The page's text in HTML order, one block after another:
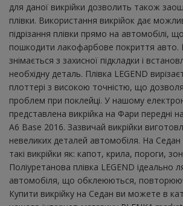
для даної викрійки дозволить також
плівки. Використання викрійок дає
підрізання плівки прямо на автомобілі,
пошкодити лакофарбове покриття авто.
знімається з захисної підкладки і
необхідну деталь. Плівка LEGEND
плоттері з високою точністю, що
проблем при поклейці. У нашому
представлена ​​викрійка на Фари передні
A6 Base 2016. Зазвичай викрійки
невеликих деталей автомобіля. На
такі викрійки як: капот, крила, пороги,
Поліуретанова плівка LEGEND ідеально
автомобіля, що обклеюються,
Купити викрійку на Седан ви можете в